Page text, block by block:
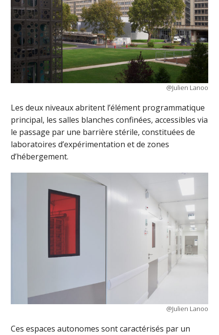
@Julien Lanoo
Les deux niveaux abritent l’élément programmatique
principal, les salles blanches confinées, accessibles via
le passage par une barrière stérile, constituées de
laboratoires d’expérimentation et de zones
d’hébergement.
@Julien Lanoo
Ces espaces autonomes sont caractérisés par un